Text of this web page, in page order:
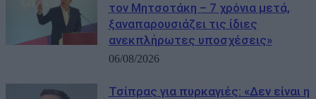
τον Μητσοτάκη – 7 χρόνια μετά,
ξαναπαρουσιάζει τις ίδιες
ανεκπλήρωτες υποσχέσεις»
06/08/2026
Τσίπρας για πυρκαγιές: «Δεν είναι η